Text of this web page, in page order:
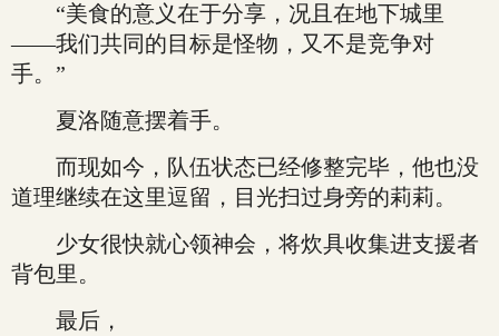
“美食的意义在于分享，况且在地下城里
——我们共同的目标是怪物，又不是竞争对
手。”
夏洛随意摆着手。
而现如今，队伍状态已经修整完毕，他也没
道理继续在这里逗留，目光扫过身旁的莉莉。
少女很快就心领神会，将炊具收集进支援者
背包里。
最后，